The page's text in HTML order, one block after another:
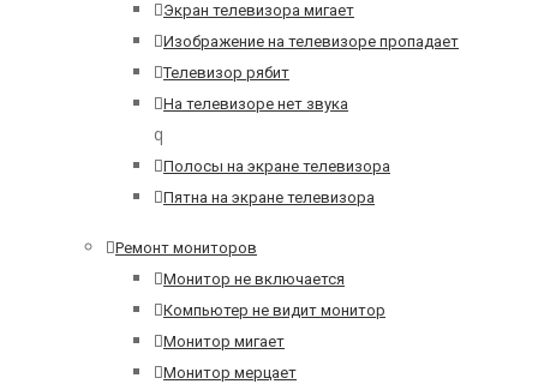
Экран телевизора мигает
Изображение на телевизоре пропадает
Телевизор рябит
На телевизоре нет звука
q
Полосы на экране телевизора
Пятна на экране телевизора
Ремонт мониторов
Монитор не включается
Компьютер не видит монитор
Монитор мигает
Монитор мерцает